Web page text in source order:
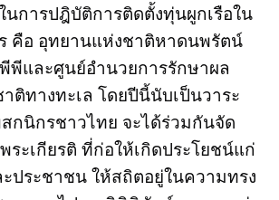
การปฎิบัติการติดตั้งทุ่นผูกเรือใน
คือ อุทยานแห่งชาติหาดนพรัตน์
พีและศูนย์อำนวยการรักษาผล
ติทางทะเล โดยปีนี้นับเป็นวาระ
กนิกรชาวไทย จะได้ร่วมกันจัด
ระเกียรติ ที่ก่อให้เกิดประโยชน์แก่
ประชาชน ให้สถิตอยู่ในความทรง